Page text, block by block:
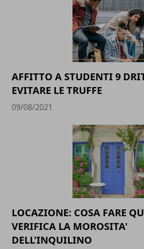
AFFITTO A STUDENTI 9
EVITARE LE TRUFFE
09/08/2021
LOCAZIONE: COSA FARE
VERIFICA LA MOROSITA'
DELL'INQUILINO